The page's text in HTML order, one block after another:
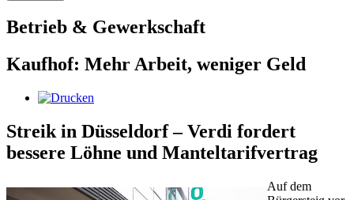
Betrieb & Gewerkschaft
Kaufhof: Mehr Arbeit, weniger Geld
Streik in Düsseldorf – Verdi fordert
bessere Löhne und Manteltarifvertrag
Auf dem